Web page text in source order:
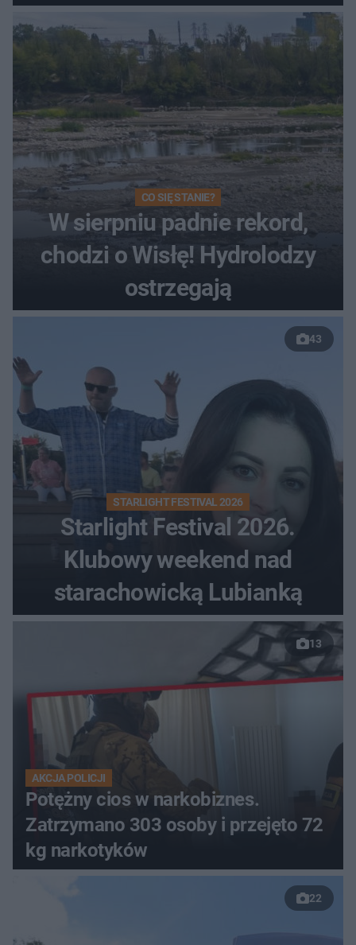
Toruniu
CO SIĘ STANIE?
W sierpniu padnie rekord,
chodzi o Wisłę! Hydrolodzy
ostrzegają
43
STARLIGHT FESTIVAL 2026
Starlight Festival 2026.
Klubowy weekend nad
starachowicką Lubianką
13
AKCJA POLICJI
Potężny cios w narkobiznes.
Zatrzymano 303 osoby i przejęto 72
kg narkotyków
22